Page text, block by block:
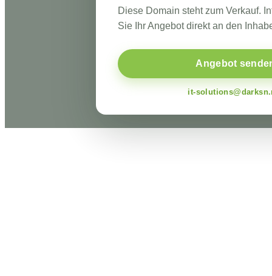
Diese Domain steht zum Verkauf.
Sie Ihr Angebot direkt an den
Angebot
it-